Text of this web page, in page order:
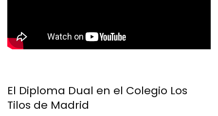
El Diploma Dual en el Colegio Los
Tilos de Madrid